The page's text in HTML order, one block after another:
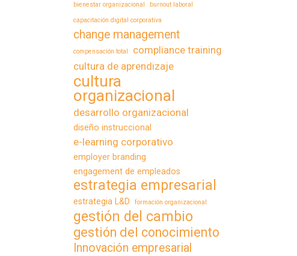
bienestar organizacional
burnout laboral
capacitación digital corporativa
change management
compensación total
compliance training
cultura de aprendizaje
cultura
organizacional
desarrollo organizacional
diseño instruccional
e-learning corporativo
employer branding
engagement de empleados
estrategia empresarial
estrategia L&D formación organizacional
gestión del cambio
gestión del conocimiento
Innovación empresarial